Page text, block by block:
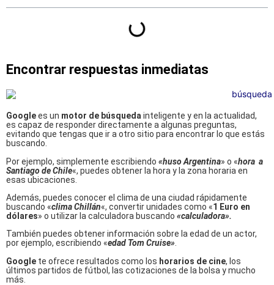
Encontrar respuestas inmediatas
Googlees un motor de búsqueda inteligente y en la actualidad,
es capaz de responder directamente a algunas preguntas,
evitando que tengas que ir a otro sitio para encontrar lo que estás
buscando.
Por ejemplo, simplemente escribiendo «husoArgentina» o «hora a
Santiago de Chile«, puedes obtener la hora y la zona horaria en
esas ubicaciones.
Además, puedes conocer el clima de una ciudad rápidamente
buscando «clima Chillán«, convertir unidades como «1 Euro en
dólares» o utilizar la calculadora buscando «calculadora».
También puedes obtener información sobre la edad de un actor,
por ejemplo, escribiendo «edad Tom Cruise».
Google te ofrece resultados como los horarios de cine, los
últimos partidos de fútbol, las cotizaciones de la bolsa y mucho
más.